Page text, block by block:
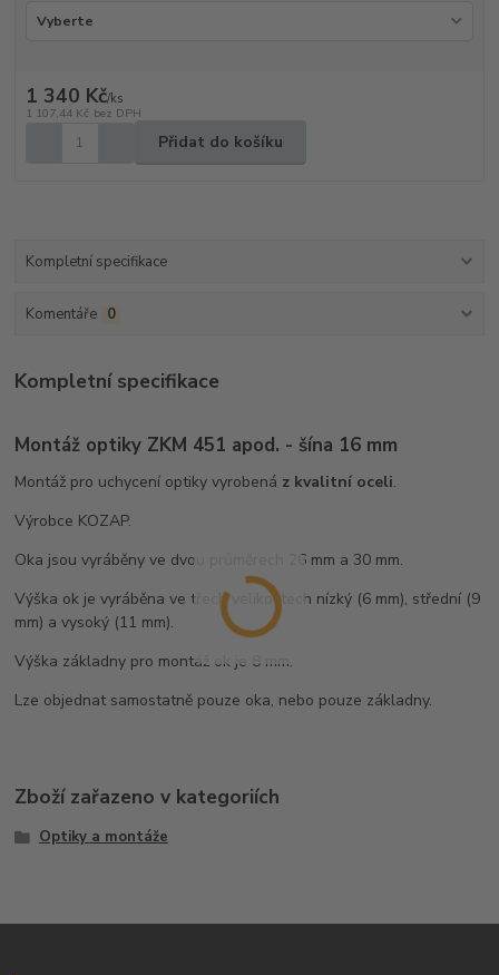
1 340 Kč/ks
1 107,44 Kč bez DPH
Přidat do košíku
Kompletní specifikace
Komentáře 0
Kompletní specifikace
Montáž optiky ZKM 451 apod. - šína 16 mm
Montáž pro uchycení optiky vyrobená z kvalitní oceli.
Výrobce KOZAP.
Oka jsou vyráběny ve dvou průměrech 26 mm a 30 mm.
Výška ok je vyráběna ve třech velikostech nízký (6 mm), střední (9
mm) a vysoký (11 mm).
Výška základny pro montáž ok je 8 mm.
Lze objednat samostatně pouze oka, nebo pouze základny.
Zboží zařazeno v kategoriích
Optiky a montáže